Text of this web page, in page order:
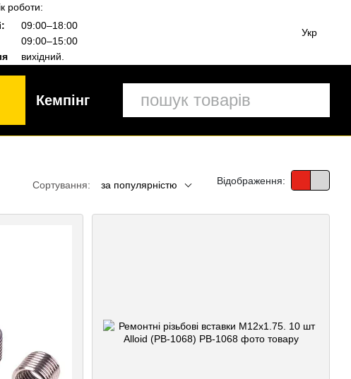
роботи:
09:00–18:00
09:00–15:00
вихідний.
Укр
Кемпінг
Сортування: за популярністю Відображення: